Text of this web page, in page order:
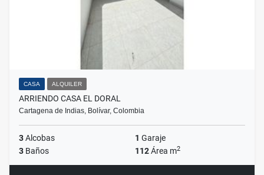
CASA ALQUILER
ARRIENDO CASA EL DORAL
Cartagena de Indias, Bolívar, Colombia
3Alcobas 1 Garaje
3 Baños 112Área m2